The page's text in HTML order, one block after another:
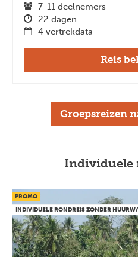
7-11 deelnemers
22 dagen
4 vertrekdata
Reis
Groepsreizen
Individuele
PROMO
INDIVIDUELE RONDREIS ZONDER